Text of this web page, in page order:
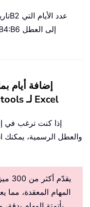
إضافة أيام
والعطل الرسمية باستخدام Kutools لـ Excel
إذا كنت ترغب في
والعطل الرسمية، يمكنك
المهام المعقدة، مما